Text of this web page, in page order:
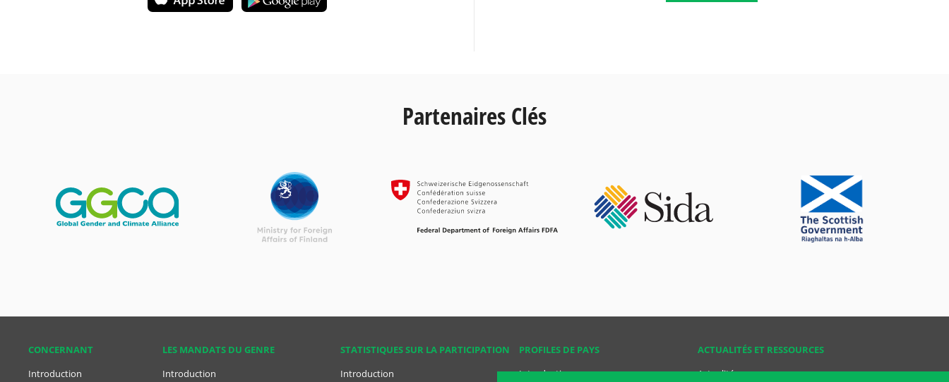
Partenaires Clés
CONCER­NANT
Introduction
ACTUALITÉS ET RESSOURCES
Actualités
LES MANDATS DU GENRE
Introduction
STATISTIQUES SUR LA PARTICIPATION
Introduction
PROFILES DE PAYS
Introduction